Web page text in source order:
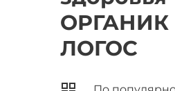
ОРГАНИК
ЛОГОС